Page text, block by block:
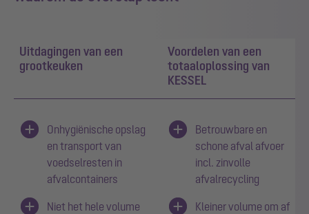
Uitdagingen van een
grootkeuken
Voordelen van een
totaaloplossing van
KESSEL
Onhygiënische opslag
en transport van
voedselresten in
afvalcontainers
Niet het hele volume
Betrouwbare en
schone afval afvoer
incl. zinvolle
afvalrecycling
Kleiner volume om af